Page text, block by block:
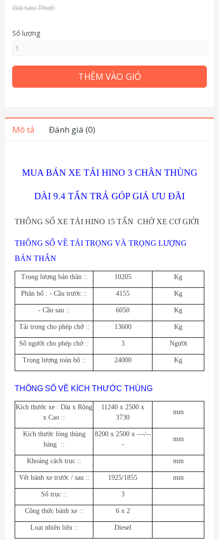
Giá sau Thuế:
Số lượng
THÊM VÀO GIỎ
Mô tả Đánh giá (0)
MUA BÁN XE TẢI HINO 3 CHÂN THÙNG
DÀI 9.4 TẤN TRẢ GÓP GIÁ ƯU ĐÃI
THÔNG SỐ XE TẢI HINO 15 TẤN CHỞ XE CƠ GIỚI
THÔNG SỐ VỀ TẢI TRỌNG VÀ TRỌNG LƯỢNG
BẢN THÂN
Trọng lượng bản thân :: 10205 Kg
Phân bố : - Cầu trước :: 4155 Kg
- Cầu sau :: 6050 Kg
Tải trọng cho phép chở :: 13600 Kg
Số người cho phép chở :: 3 Người
Trọng lượng toàn bộ :: 24000 Kg
THÔNG SỐ VỀ KÍCH THƯỚC THÙNG
Kích thước xe : Dài x Rộng
x Cao ::
11240 x 2500 x
3730
mm
Kích thước lòng thùng
hàng ::
8200 x 2500 x ---/--
-
mm
Khoảng cách trục :: mm
Vết bánh xe trước / sau :: 1925/1855 mm
Số trục :: 3
Công thức bánh xe :: 6 x 2
Loại nhiên liệu :: Diesel